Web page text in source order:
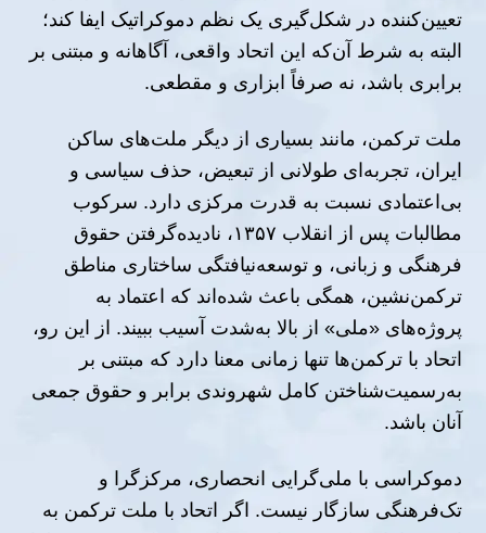
تعیین‌کننده در شکل‌گیری یک نظم دموکراتیک ایفا کند؛
البته به شرط آن‌که این اتحاد واقعی، آگاهانه و مبتنی بر
برابری باشد، نه صرفاً ابزاری و مقطعی.
ملت ترکمن، مانند بسیاری از دیگر ملت‌های ساکن
ایران، تجربه‌ای طولانی از تبعیض، حذف سیاسی و
بی‌اعتمادی نسبت به قدرت مرکزی دارد. سرکوب
مطالبات پس از انقلاب ۱۳۵۷، نادیده‌گرفتن حقوق
فرهنگی و زبانی، و توسعه‌نیافتگی ساختاری مناطق
ترکمن‌نشین، همگی باعث شده‌اند که اعتماد به
پروژه‌های «ملی» از بالا به‌شدت آسیب ببیند. از این رو،
اتحاد با ترکمن‌ها تنها زمانی معنا دارد که مبتنی بر
به‌رسمیت‌شناختن کامل شهروندی برابر و حقوق جمعی
آنان باشد.
دموکراسی با ملی‌گرایی انحصاری، مرکزگرا و
تک‌فرهنگی سازگار نیست. اگر اتحاد با ملت ترکمن به